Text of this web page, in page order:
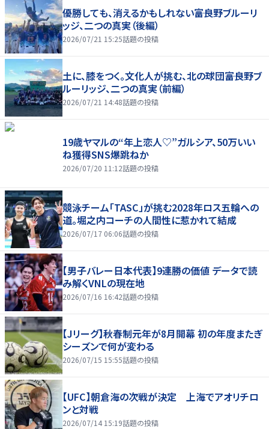
優勝しても、消えるかもしれない――富良野ブルーリ
ッジ、二つの真実（後編）
2026/07/21 15:25話題の投稿
土に、膝をつく。文化人が挑む、北の球団――富良野ブ
ルーリッジ、二つの真実（前編）
2026/07/21 14:48話題の投稿
19歳ヤマルの“年上恋人♡”ガルシア、50万いい
ね獲得SNS爆跳ねか
2026/07/20 11:12話題の投稿
競泳チーム「TASC」が挑む2028年ロス五輪への
道。堀之内コーチの人間性に惹かれて結成
2026/07/17 06:06話題の投稿
【男子バレー日本代表】9連勝の価値 データで読
み解くVNLの現在地
2026/07/16 16:42話題の投稿
【Jリーグ】秋春制元年が8月開幕 初の年度またぎ
シーズンで何が変わる
2026/07/15 15:55話題の投稿
【UFC】朝倉海の次戦が決定 上海でアオリチロ
ンと対戦
2026/07/14 15:19話題の投稿